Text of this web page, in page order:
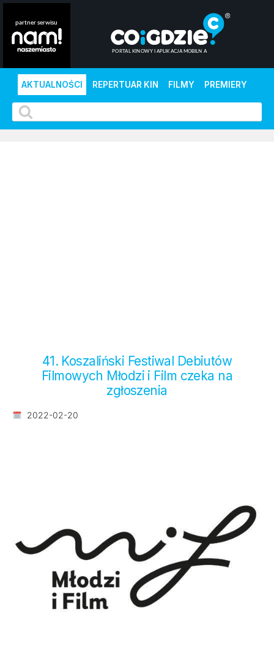
AKTUALNOŚCI REPERTUAR KIN FILMY PREMIERY
41. Koszaliński Festiwal Debiutów
Filmowych Młodzi i Film czeka na
zgłoszenia
2022-02-20